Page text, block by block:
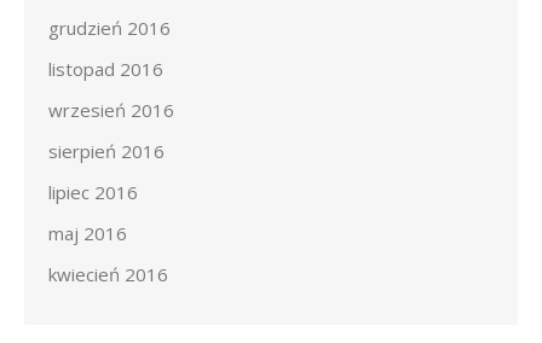
grudzień 2016
listopad 2016
wrzesień 2016
sierpień 2016
lipiec 2016
maj 2016
kwiecień 2016